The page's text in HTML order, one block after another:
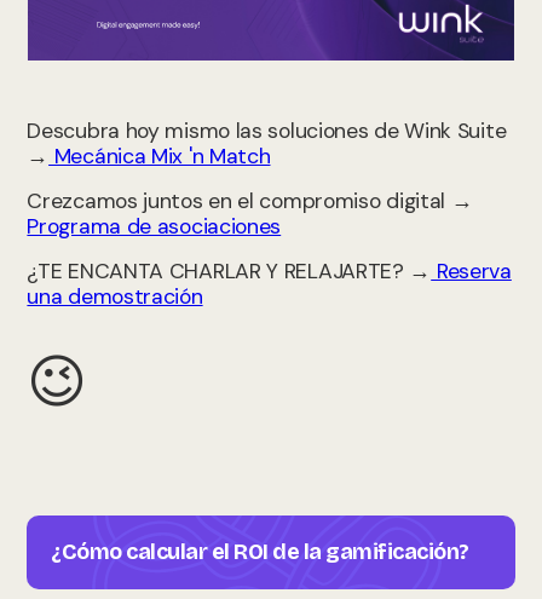
Descubra hoy mismo las soluciones de Wink Suite
→ Mecánica Mix 'n Match
Crezcamos juntos en el compromiso digital →
Programa de asociaciones
¿TE ENCANTA CHARLAR Y RELAJARTE? → Reserva
una demostración
😉
¿Cómo calcular el ROI de la gamificación?